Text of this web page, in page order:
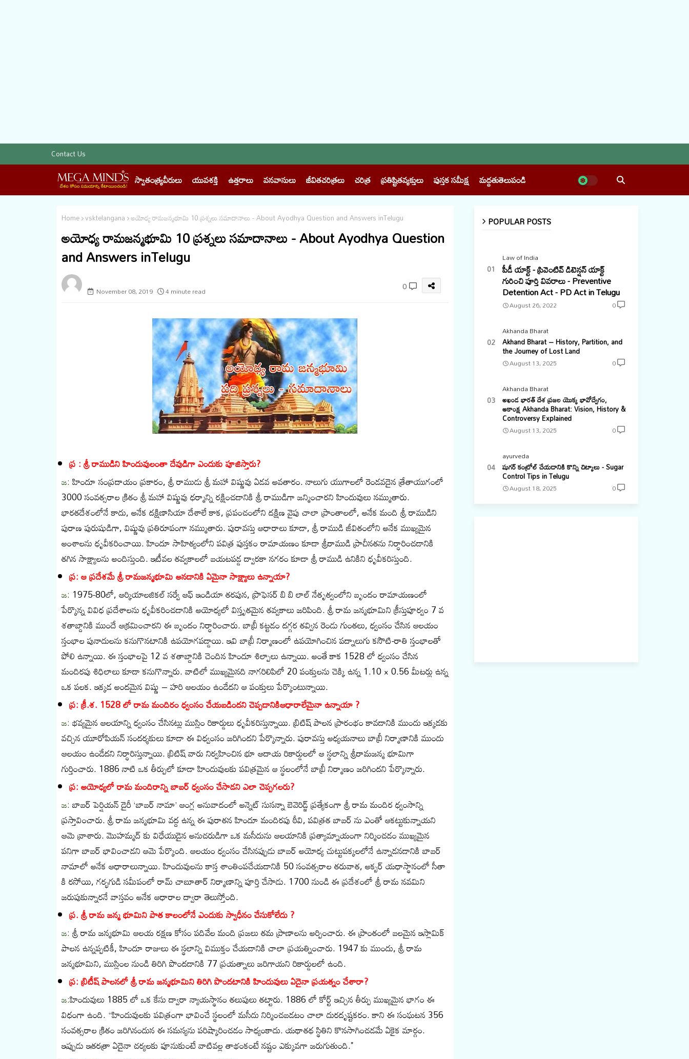
Contact Us
స్వాతంత్య్రవీరులు యువశక్తి ఉత్తరాలు వనవాసులు జీవితచరిత్రలు చరిత్ర ప్రతిష్టితవ్యక్తులు పుస్తక సమీక్ష మద్దతుతెలుపండి
Home vsktelangana అయోధ్య రామజన్మభూమి 10 ప్రశ్నలు సమాదానాలు - About Ayodhya Question and Answers inTelugu
అయోధ్య రామజన్మభూమి 10 ప్రశ్నలు సమాదానాలు - About Ayodhya Question
and Answers inTelugu
November 08, 2019
4 minute read 0
ప్ర : శ్రీ రాముడిని హిందువులంతా దేవుడిగా ఎందుకు పూజిస్తారు?
జ:హిందూ సంప్రదాయం ప్రకారం, శ్రీ రాముడు శ్రీ మహా విష్ణువు ఏడవ అవతారం. నాలుగు యుగాలలో రెండవదైన త్రేతాయుగంలో
3000 సంవత్సరాల క్రితం శ్రీ మహా విష్ణువు ధర్మాన్ని రక్షించడానికి శ్రీ రాముడిగా జన్మించారని హిందువులు నమ్ముతారు.
భారతదేశంలోనే కాదు, అనేక దక్షిణాసియా దేశాలే కాక, ప్రపంచంలోని దక్షిణ వైపు చాలా ప్రాంతాలలో, అనేక మంది శ్రీ రాముడిని
పురాణ పురుషుడిగా, విష్ణువు ప్రతిరూపంగా నమ్ముతారు. పురావస్తు ఆధారాలు కూడా, శ్రీ రాముడి జీవితంలోని అనేక ముఖ్యమైన
అంశాలను ధృవీకరించాయి. హిందూ సాహిత్యంలోని పవిత్ర పుస్తకం రామాయణం కూడా శ్రీరాముడి ప్రాచీనతను నిర్ధారించడానికి
తగిన సాక్ష్యాలను అందిస్తుంది. ఇటీవల తవ్వకాలలో బయటపడ్డ ద్వారకా నగరం కూడా శ్రీ రాముడి ఉనికిని ధృవీకరిస్తుంది.
ప్ర: ఆ ప్రదేశమే శ్రీ రామజన్మభూమి అనడానికి ఏమైనా సాక్ష్యాలు ఉన్నాయా?
జ: 1975-80లో, ఆర్కియాలజికల్ సర్వే ఆఫ్ ఇండియా తరపున, ప్రొఫెసర్ బి బి లాల్ నేతృత్వంలోని బృందం రామాయణంలో
పేర్కొన్న వివిధ ప్రదేశాలను ధృవీకరించడానికి అయోధ్యలో విస్తృతమైన తవ్వకాలు జరిపింది. శ్రీ రామ జన్మభూమిని క్రీస్తుపూర్వం 7 వ
శతాబ్దానికి ముందే ఆక్రమించారని ఈ బృందం నిర్ధారించారు. బాబ్రీ కట్టడం దగ్గర తవ్విన రెండు గుంతలు, ధ్వంసం చేసిన ఆలయం
స్తంభాల పునాదులను కనుగొనటానికి ఉపయోగపడ్డాయి. ఇవి బాబ్రీ నిర్మాణంలో ఉపయోగించిన పద్నాలుగు కసౌటి-రాతి స్తంభాలతో
పోలి ఉన్నాయి. ఈ స్తంభాలపై 12 వ శతాబ్దానికి చెందిన హిందూ శిల్పాలు ఉన్నాయి. అంతే కాక 1528 లో ధ్వంసం చేసిన
మందిరపు శిధిలాలు కూడా కనుగొన్నారు. వాటిలో ముఖ్యమైనది నాగరిలిపిలో 20 పంక్తులను చెక్కి ఉన్న 1.10 × 0.56 మీటర్లు ఉన్న
ఒక పలక. ఇక్కడ అందమైన విష్ణు – హరి ఆలయం ఉండేదని ఆ పంక్తులు పేర్కొంటున్నాయి.
ప్ర: క్రీ.శ. 1528 లో రామ మందిరం ధ్వంసం చేయబడిందని చెప్పడానికిఆధారాలేమైనా ఉన్నాయా ?
జ:భవ్యమైన ఆలయాన్ని ధ్వంసం చేసినట్లు ముస్లిం రికార్డులు ధృవీకరిస్తున్నాయి. బ్రిటిష్ పాలన ప్రారంభం కావడానికి ముందు ఇక్కడకు
వచ్చిన యూరోపియన్ సందర్శకులు కూడా ఈ విధ్వంసం జరిగిందని పేర్కొన్నారు. పురావస్తు అధ్యయనాలు బాబ్రీ నిర్మాణానికి ముందు
ఆలయం ఉండేదని నిర్ధారిస్తున్నాయి. బ్రిటిష్ వారు నిర్వహించిన భూ ఆదాయ రికార్డులలో ఆ స్థలాన్ని శ్రీరామజన్మ భూమిగా
గుర్తించారు. 1886 నాటి ఒక తీర్పులో కూడా హిందువులకు పవిత్రమైన ఆ స్థలంలోనే బాబ్రీ నిర్మాణం జరిగిందని పేర్కొన్నారు.
ప్ర: అయోధ్యలో రామ మందిరాన్ని బాబర్ ధ్వంసం చేసాడని ఎలా చెప్పగలరు?
జ:బాబర్ పెర్షియన్ డైరీ ‘బాబర్ నామా’ ఆంగ్ల అనువాదంలో అన్నెట్ సుసన్నా బెవెరిడ్జ్ ప్రత్యేకంగా శ్రీ రామ మందిర ధ్వంసాన్ని
ప్రస్తావించారు. శ్రీ రామ జన్మభూమి వద్ద ఉన్న ఈ పురాతన హిందూ మందిరపు ఠీవి, పవిత్రత బాబర్ ను ఎంతో ఆకట్టుకున్నాయని
ఆమె వ్రాశారు. మొహమ్మద్ కు విధేయుడైన అనుచరుడిగా ఒక మసీదును ఆలయానికి ప్రత్యామ్నాయంగా నిర్మించడం ముఖ్యమైన
పనిగా బాబర్ భావించాడని ఆమె పేర్కొంది. ఆలయం ధ్వంసం చేసినప్పుడు బాబర్ అయోధ్య చుట్టుపక్కలలోనే ఉన్నాడనడానికి బాబర్
నామాలో అనేక ఆధారాలున్నాయి. హిందువులను కాస్త శాంతింపచేయడానికి 50 సంవత్సరాల తరువాత, అక్బర్ యధాస్థానంలో సీతా
కి రసోయి, గర్భగుడి సమీపంలో రామ్ చాబూతార్ నిర్మాణాన్ని పూర్తి చేసాడు. 1700 నుండి ఈ ప్రదేశంలో శ్రీ రామ నవమిని
జరుపుకున్నారనే వాస్తవం అనేక ఆధారాల ద్వారా తెలుస్తోంది.
ప్ర. శ్రీ రామ జన్మ భూమిని పాత కాలంలోనే ఎందుకు స్వాధీనం చేసుకోలేదు ?
జ:శ్రీ రామ జన్మభూమి ఆలయ రక్షణ కోసం పదివేల మంది ప్రజలు తమ ప్రాణాలను అర్పించారు. ఈ ప్రాంతంలో బలమైన ఇస్లామిక్
పాలన ఉన్నప్పటికీ, హిందూ రాజులు ఈ స్థలాన్ని విముక్తం చేయడానికి చాలా ప్రయత్నించారు. 1947 కు ముందు, శ్రీ రామ
జన్మభూమిని, ముస్లింల నుండి తిరిగి పొందడానికి 77 ప్రయత్నాలు జరిగాయని రికార్డులలో ఉంది.
ప్ర: బ్రిటీష్ పాలనలో శ్రీ రామ జన్మభూమిని తిరిగి పొందటానికి హిందువులు ఏదైనా ప్రయత్నం చేశారా?
జ:హిందువులు 1885 లో ఒక కేసు ద్వారా న్యాయస్థానం తలుపులు తట్టారు. 1886 లో కోర్ట్ ఇచ్చిన తీర్పు ముఖ్యమైన భాగం ఈ
విధంగా ఉంది. “హిందువులకు పవిత్రంగా భావించే స్థలంలో మసీదు నిర్మించబడటం చాలా దురదృష్టకరం. కాని ఈ సంఘటన 356
సంవత్సరాల క్రితం జరిగినందున ఈ సమస్యను పరిష్కారించడం సాధ్యంకాదు. యథాతథ స్థితిని కొనసాగించడమే ఏకైక మార్గం.
ఇప్పుడు ఇతరత్రా ఏదైనా చర్యలకు పూనుకుంటే వాటివల్ల తాభంకంటే నష్టం ఎక్కువగా జరుగుతుంది."
POPULAR POSTS
Law of India
పీడీ యాక్ట్ - ప్రివెంటివ్ డిటెన్షన్ యాక్ట్
గురించి పూర్తి వివరాలు - Preventive
Detention Act - PD Act in Telugu
August 26, 2022 0
Akhanda Bharat
Akhand Bharat – History, Partition, and
the Journey of Lost Land
August 13, 2025 0
Akhanda Bharat
అఖండ భారత్ దేశ ప్రజల యొక్క భావోద్వేగం,
ఆకాంక్ష Akhanda Bharat: Vision, History &
Controversy Explained
August 13, 2025 0
ayurveda
షుగర్ కంట్రోల్ చేయడానికి కొన్ని చిట్కాలు - Sugar
Control Tips in Telugu
August 18, 2025 0